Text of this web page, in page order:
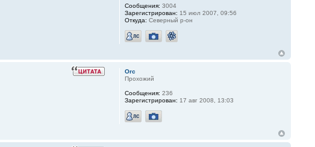
Сообщения: 3004
Зарегистрирован: 15 июл 2007, 09:56
Откуда: Северный р-он
Orc
Прохожий
Сообщения: 236
Зарегистрирован: 17 авг 2008, 13:03